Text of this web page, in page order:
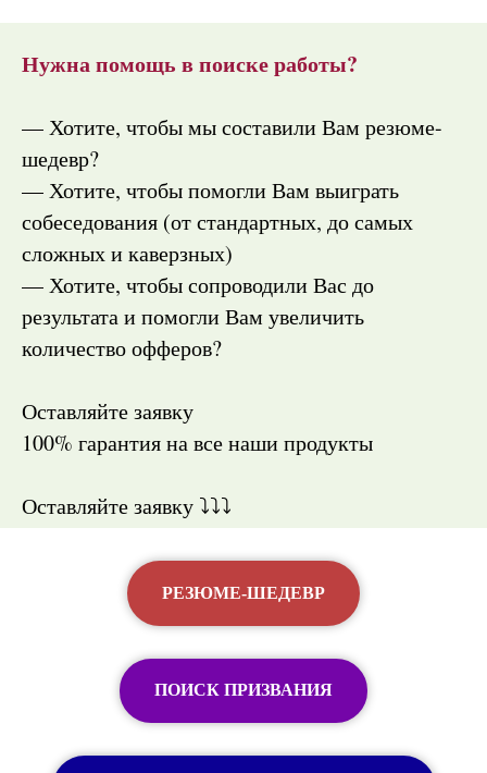
Нужна помощь в поиске работы?
— Хотите, чтобы мы составили Вам резюме-
шедевр?
— Хотите, чтобы помогли Вам выиграть
собеседования (от стандартных, до самых
сложных и каверзных)
— Хотите, чтобы сопроводили Вас до
результата и помогли Вам увеличить
количество офферов?
Оставляйте заявку
100% гарантия на все наши продукты
Оставляйте заявку ⤵️⤵️⤵️
РЕЗЮМЕ-ШЕДЕВР
ПОИСК ПРИЗВАНИЯ